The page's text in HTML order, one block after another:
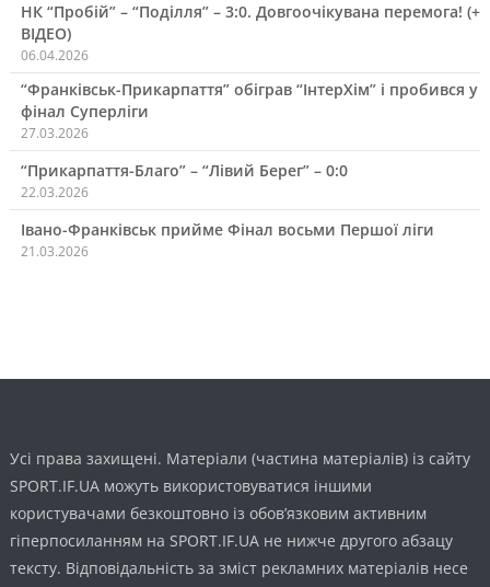
НК “Пробій” – “Поділля” – 3:0. Довгоочікувана перемога! (+
ВІДЕО)
06.04.2026
“Франківськ-Прикарпаття” обіграв “ІнтерХім” і пробився у
фінал Суперліги
27.03.2026
“Прикарпаття-Благо” – “Лівий Берег” – 0:0
22.03.2026
Івано-Франківськ прийме Фінал восьми Першої ліги
21.03.2026
Усі права захищені. Матеріали (частина матеріалів) із сайту
SPORT.IF.UA можуть використовуватися іншими
користувачами безкоштовно із обов’язковим активним
гіперпосиланням на SPORT.IF.UA не нижче другого абзацу
тексту. Відповідальність за зміст рекламних матеріалів несе